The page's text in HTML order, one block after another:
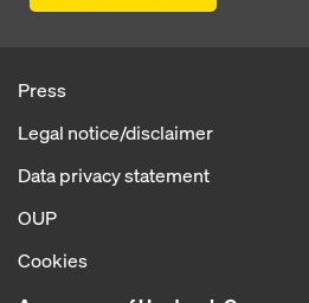
Press
Legal notice/disclaimer
Data privacy statement
OUP
Cookies